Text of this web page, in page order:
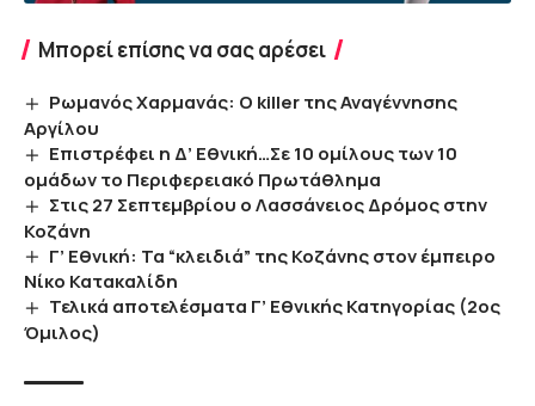
Μπορεί επίσης να σας αρέσει
Ρωμανός Χαρμανάς: Ο killer της Αναγέννησης
Αργίλου
Επιστρέφει η Δ’ Εθνική…Σε 10 ομίλους των 10
ομάδων το Περιφερειακό Πρωτάθλημα
Στις 27 Σεπτεμβρίου ο Λασσάνειος Δρόμος στην
Κοζάνη
Γ’ Εθνική: Τα “κλειδιά” της Κοζάνης στον έμπειρο
Νίκο Κατακαλίδη
Τελικά αποτελέσματα Γ’ Εθνικής Κατηγορίας (2ος
Όμιλος)